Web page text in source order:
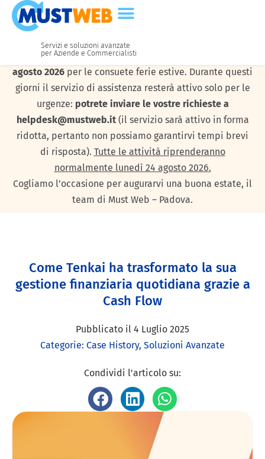
Servizi e soluzioni avanzate
per Aziende e Commercialisti
I nostri uffici resteranno chiusi da
agosto 2026 per le consuete ferie estive. Durante questi
giorni il servizio di assistenza resterà attivo solo per le
urgenze: potrete inviare le vostre richieste a
helpdesk@mustweb.it(il servizio sarà attivo in forma
ridotta, pertanto non possiamo garantirvi tempi brevi
di risposta). Tutte le attività riprenderanno
normalmente lunedì 24 agosto 2026.
Cogliamo l’occasione per augurarvi una buona estate, il
team di Must Web – Padova.
Come Tenkai ha trasformato la sua
gestione finanziaria quotidiana grazie a
Cash Flow
Pubblicato il 4 Luglio 2025
Categorie: Case History, Soluzioni Avanzate
Condividi l'articolo su: